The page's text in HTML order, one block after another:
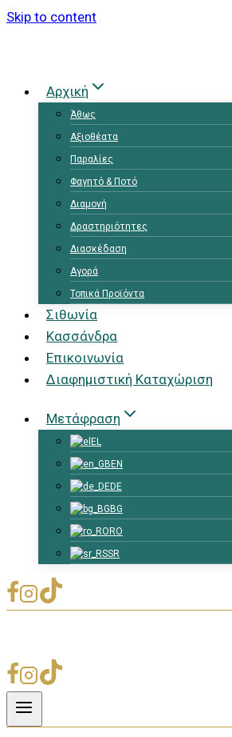
Skip to content
Αρχική
Άθως
Αξιοθέατα
Παραλίες
Φαγητό & Ποτό
Διαμονή
Δραστηριότητες
Διασκέδαση
Αγορά
Τοπικά Προϊόντα
Σιθωνία
Κασσάνδρα
Επικοινωνία
Διαφημιστική Καταχώριση
Μετάφραση
EL
EN
DE
BG
RO
SR